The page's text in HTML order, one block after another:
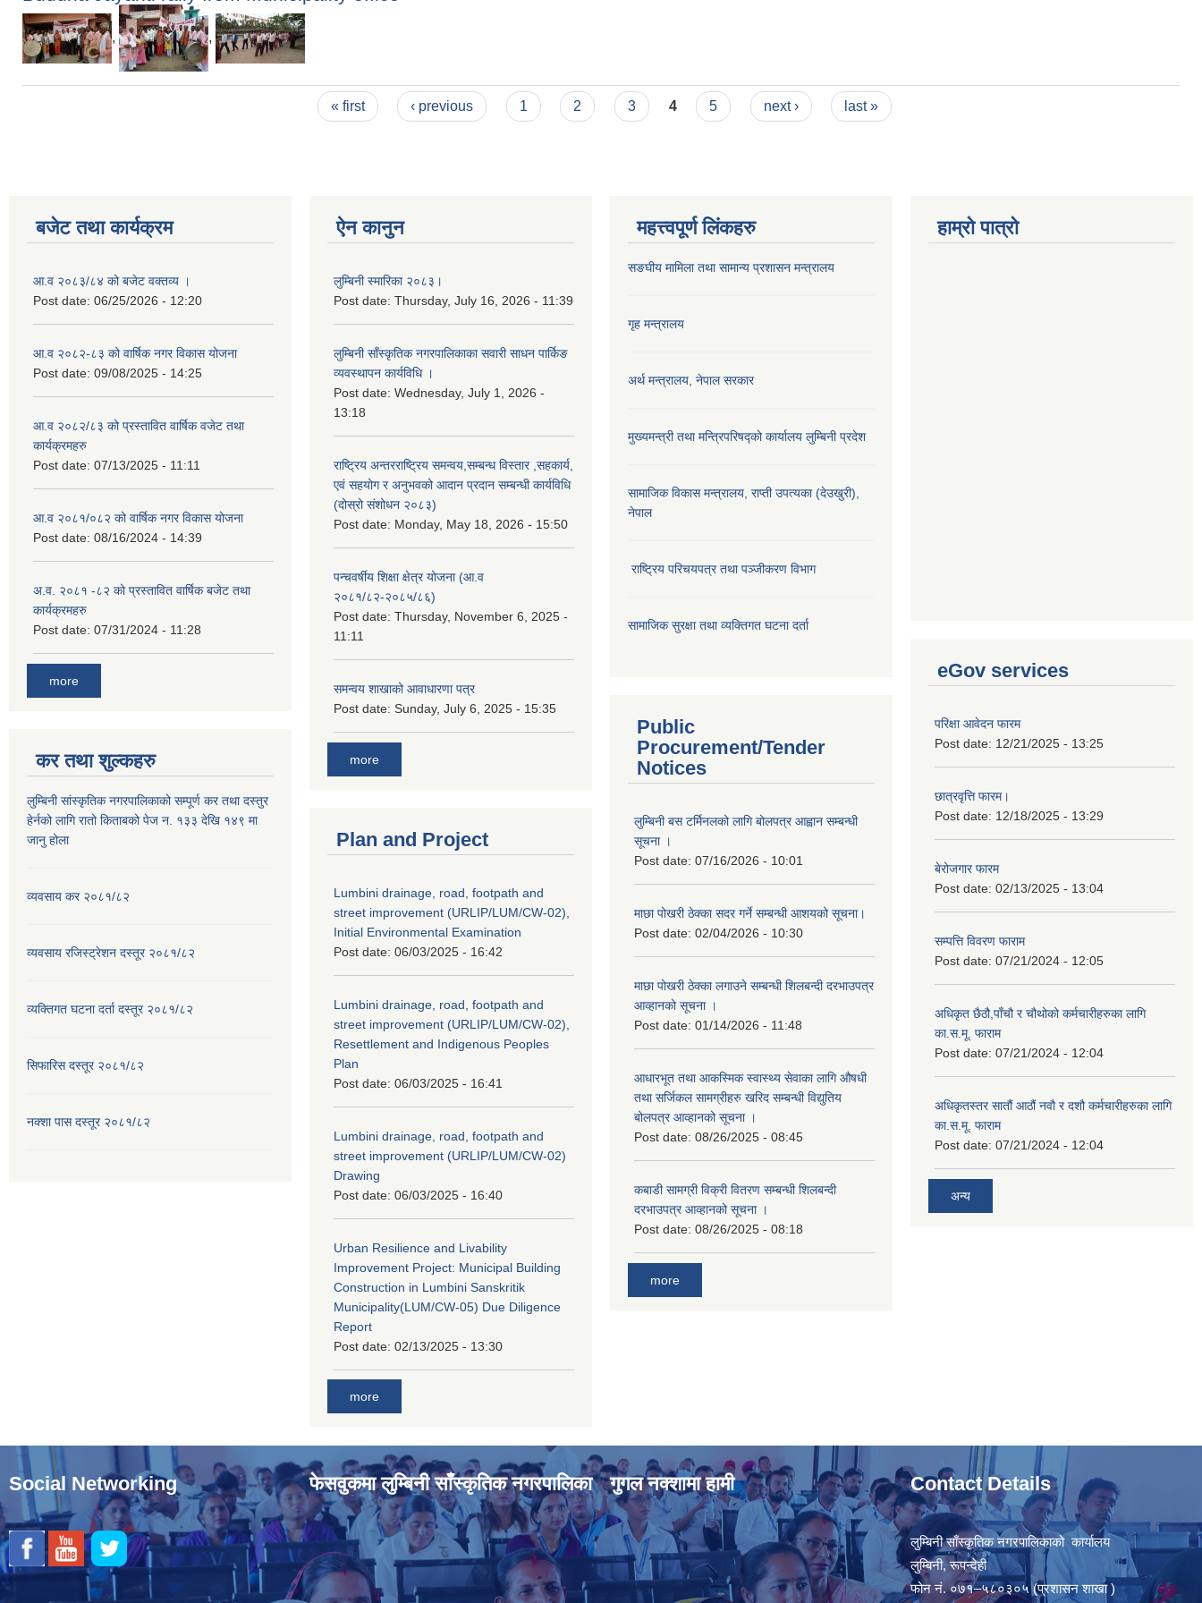
, ,
« first ‹ previous 1 2 3 4 5 next › last »
बजेट तथा कार्यक्रम
आ.व २०८३/८४ को बजेट वक्तव्य ।
Post date: 06/25/2026 - 12:20
आ.व २०८२-८३ को वार्षिक नगर विकास योजना
Post date: 09/08/2025 - 14:25
आ.व २०८२/८३ को प्रस्तावित वार्षिक वजेट तथा
कार्यक्रमहरु
Post date: 07/13/2025 - 11:11
आ.व २०८१/०८२ को वार्षिक नगर विकास योजना
Post date: 08/16/2024 - 14:39
अ.व. २०८१ -८२ को प्रस्तावित वार्षिक बजेट तथा
कार्यक्रमहरु
Post date: 07/31/2024 - 11:28
more
कर तथा शुल्कहरु
लुम्बिनी सांस्कृतिक नगरपालिकाको सम्पूर्ण कर तथा दस्तुर
हेर्नको लागि रातो किताबको पेज न. १३३ देखि १४९ मा
जानु होला
व्यवसाय कर २०८१/८२
व्यवसाय रजिस्ट्रेशन दस्तूर २०८१/८२
व्यक्तिगत घटना दर्ता दस्तूर २०८१/८२
सिफारिस दस्तूर २०८१/८२
नक्शा पास दस्तूर २०८१/८२
ऐन कानुन
लुम्बिनी स्मारिका २०८३।
Post date: Thursday, July 16, 2026 - 11:39
लुम्बिनी साँस्कृतिक नगरपालिकाका सवारी साधन पार्किङ
व्यवस्थापन कार्यविधि ।
Post date: Wednesday, July 1, 2026 -
13:18
राष्ट्रिय अन्तरराष्ट्रिय समन्वय,सम्बन्ध विस्तार ,सहकार्य,
एवं सहयोग र अनुभवको आदान प्रदान सम्बन्धी कार्यविधि
(दोस्रो संशोधन २०८३)
Post date: Monday, May 18, 2026 - 15:50
पन्चवर्षीय शिक्षा क्षेत्र योजना (आ.व
२०८१/८२-२०८५/८६)
Post date: Thursday, November 6, 2025 -
11:11
समन्वय शाखाको आवाधारणा पत्र
Post date: Sunday, July 6, 2025 - 15:35
more
Plan and Project
Lumbini drainage, road, footpath and
street improvement (URLIP/LUM/CW-02),
Initial Environmental Examination
Post date: 06/03/2025 - 16:42
Lumbini drainage, road, footpath and
street improvement (URLIP/LUM/CW-02),
Resettlement and Indigenous Peoples
Plan
Post date: 06/03/2025 - 16:41
Lumbini drainage, road, footpath and
street improvement (URLIP/LUM/CW-02)
Drawing
Post date: 06/03/2025 - 16:40
Urban Resilience and Livability
Improvement Project: Municipal Building
Construction in Lumbini Sanskritik
Municipality(LUM/CW-05) Due Diligence
Report
Post date: 02/13/2025 - 13:30
more
महत्त्वपूर्ण लिंकहरु
सङघीय मामिला तथा सामान्य प्रशासन मन्‍त्रालय
गृह मन्त्रालय
अर्थ मन्त्रालय, नेपाल सरकार
मुख्यमन्त्री तथा मन्त्रिपरिषद्को कार्यालय लुम्बिनी प्रदेश
सामाजिक विकास मन्‍‍त्रालय, राप्ती उपत्यका (देउखुरी),
नेपाल
राष्ट्रिय परिचयपत्र तथा पञ्जीकरण विभाग
सामाजिक सुरक्षा तथा व्यक्तिगत घटना दर्ता
Public
Procurement/Tender
Notices
लुम्बिनी बस टर्मिनलको लागि बोलपत्र आह्वान सम्बन्धी
सूचना ।
Post date: 07/16/2026 - 10:01
माछा पोखरी ठेक्का सदर गर्ने सम्बन्धी आशयको सूचना।
Post date: 02/04/2026 - 10:30
माछा पोखरी ठेक्का लगाउने सम्बन्धी शिलबन्दी दरभाउपत्र
आव्हानको सूचना ।
Post date: 01/14/2026 - 11:48
आधारभूत तथा आकस्मिक स्वास्थ्य सेवाका लागि औषधी
तथा सर्जिकल सामग्रीहरु खरिद सम्बन्धी विद्युतिय
बोलपत्र आव्हानको सूचना ।
Post date: 08/26/2025 - 08:45
कबाडी सामग्री विक्री वितरण सम्बन्धी शिलबन्दी
दरभाउपत्र आव्हानको सूचना ।
Post date: 08/26/2025 - 08:18
more
हाम्रो पात्रो
eGov services
परिक्षा आवेदन फारम
Post date: 12/21/2025 - 13:25
छात्रवृत्ति फारम।
Post date: 12/18/2025 - 13:29
बेरोजगार फारम
Post date: 02/13/2025 - 13:04
सम्पत्ति विवरण फाराम
Post date: 07/21/2024 - 12:05
अधिकृत छैठौ,पाँचौ र चौथोको कर्मचारीहरुका लागि
का.स.मू. फाराम
Post date: 07/21/2024 - 12:04
अधिकृतस्तर सातौं आठौं नवौ र दशौ कर्मचारीहरुका लागि
का.स.मू. फाराम
Post date: 07/21/2024 - 12:04
अन्य
Social Networking फेसवुकमा लुम्बिनी साँस्कृतिक नगरपालिका गुगल नक्शामा हामी Contact Details
लुम्बिनी साँस्कृतिक नगरपालिकाको कार्यालय
लुम्बिनी, रूपन्देही
फोन नं. ०७१–५८०३०५ (प्रशासन शाखा )